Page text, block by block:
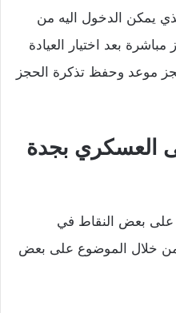
يمكن الدخول اليه من
مباشرة بعد اختيار العيادة
موعد وحفظ تذكرة الحجز
العسكري بجدة
بعض النقاط في
خلال الموضوع على بعض